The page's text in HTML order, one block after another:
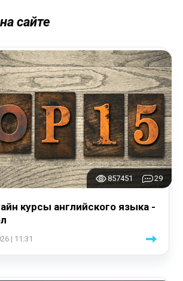
сайте
857451 29
курсы английского языка -
| 11:31